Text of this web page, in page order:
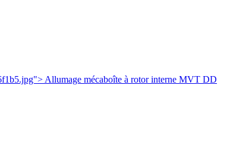
Allumage mécaboîte à rotor interne MVT DD